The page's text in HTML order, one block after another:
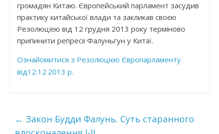
громадян Китаю. Європейський парламент засудив
практику китайської влади та закликав своєю
Резолюцією від 12 грудня 2013 року терміново
припинити репресіі Фалуньгун у Китаї.
Ознайомитися з Резолюцією Європарламенту
від12.12.2013 р.
← Закон Будди Фалунь. Суть старанного